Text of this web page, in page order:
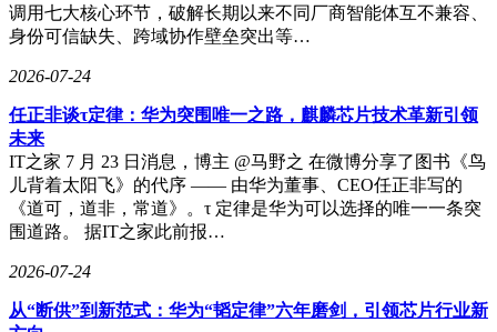
调用七大核心环节，破解长期以来不同厂商智能体互不兼容、
身份可信缺失、跨域协作壁垒突出等…
2026-07-24
任正非谈τ定律：华为突围唯一之路，麒麟芯片技术革新引领
未来
IT之家 7 月 23 日消息，博主 @马野之 在微博分享了图书《鸟
儿背着太阳飞》的代序 —— 由华为董事、CEO任正非写的
《道可，道非，常道》。τ 定律是华为可以选择的唯一一条突
围道路。 据IT之家此前报…
2026-07-24
从“断供”到新范式：华为“韬定律”六年磨剑，引领芯片行业新